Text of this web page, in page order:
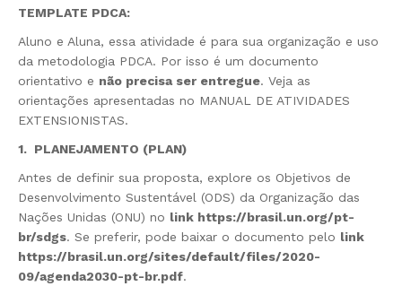
TEMPLATE PDCA:
Aluno e Aluna, essa atividade é para sua organização e uso
da metodologia PDCA. Por isso é um documento
orientativo e não precisa ser entregue. Veja as
orientações apresentadas no MANUAL DE ATIVIDADES
EXTENSIONISTAS.
1. PLANEJAMENTO (PLAN)
Antes de definir sua proposta, explore os Objetivos de
Desenvolvimento Sustentável (ODS) da Organização das
Nações Unidas (ONU) no link https://brasil.un.org/pt-
br/sdgs. Se preferir, pode baixar o documento pelo link
https://brasil.un.org/sites/default/files/2020-
09/agenda2030-pt-br.pdf.